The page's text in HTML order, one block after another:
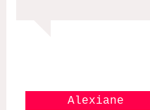
Alexiane